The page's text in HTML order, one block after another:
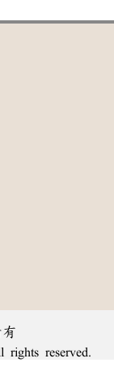
reserved.